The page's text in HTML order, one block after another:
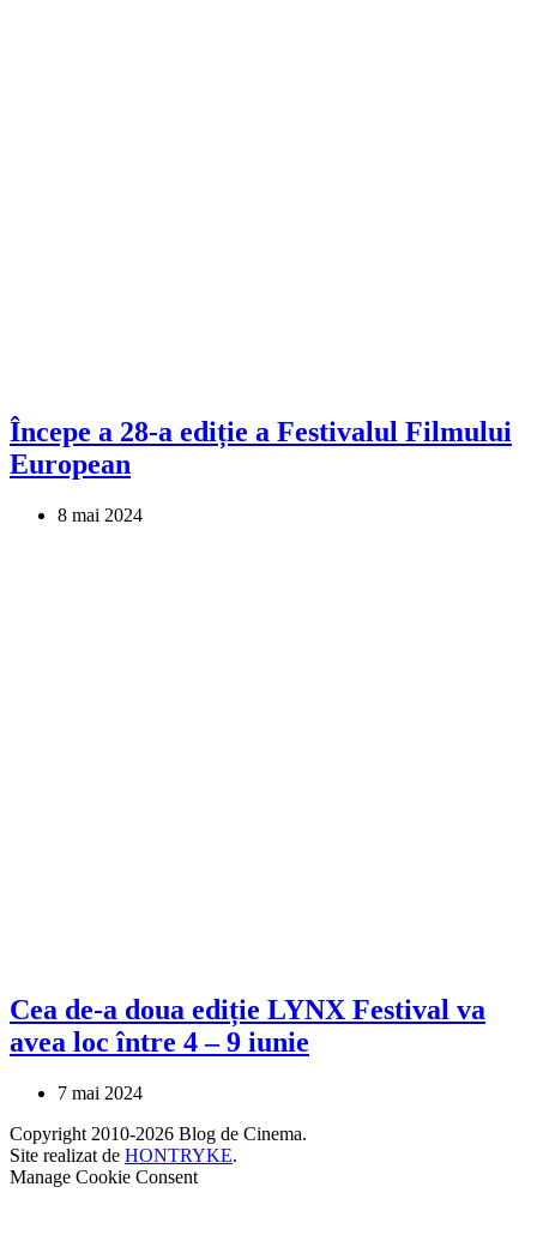
Începe a 28-a ediție a Festivalul Filmului
European
8 mai 2024
Cea de-a doua ediție LYNX Festival va
avea loc între 4 – 9 iunie
7 mai 2024
Copyright 2010-2026 Blog de Cinema.
Site realizat de HONTRYKE.
Manage Cookie Consent